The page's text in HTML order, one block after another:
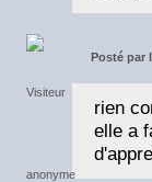
Posté par
rien
elle a